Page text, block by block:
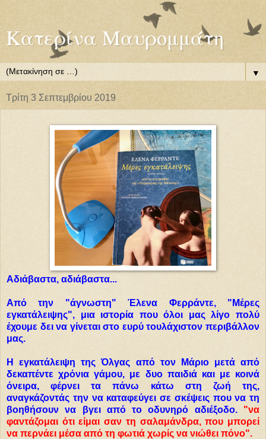
Κατερίνα Μαυρομμάτη
▼
Τρίτη 3 Σεπτεμβρίου 2019
Αδιάβαστα, αδιάβαστα...
Από την "άγνωστη" Έλενα Φερράντε, "Μέρες
εγκατάλειψης", μια ιστορία που όλοι μας λίγο πολύ
έχουμε δει να γίνεται στο ευρύ τουλάχιστον περιβάλλον
μας.
Η εγκατάλειψη της Όλγας από τον Μάριο μετά από
δεκαπέντε χρόνια γάμου, με δυο παιδιά και με κοινά
όνειρα, φέρνει τα πάνω κάτω στη ζωή της,
αναγκάζοντάς την να καταφεύγει σε σκέψεις που να τη
βοηθήσουν να βγει από το οδυνηρό αδιέξοδο. "να
φαντάζομαι ότι είμαι σαν τη σαλαμάνδρα, που μπορεί
να περνάει μέσα από τη φωτιά χωρίς να νιώθει πόνο".